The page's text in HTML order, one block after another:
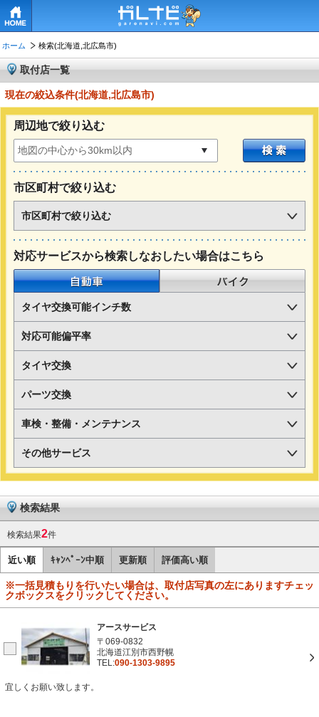
ホーム 検索(北海道,北広島市)
取付店一覧
現在の絞込条件(北海道,北広島市)
周辺地で絞り込む
市区町村で絞り込む
市区町村で絞り込む
対応サービスから検索しなおしたい場合はこちら
自動車
タイヤ交換可能インチ数
対応可能偏平率
タイヤ交換
パーツ交換
車検・整備・メンテナンス
その他サービス
検索結果
検索結果2件
近い順 ｷｬﾝﾍﾟｰﾝ中順 更新順 評価高い順
※一括見積もりを行いたい場合は、取付店写真の左にありますチェッ
クボックスをクリックしてください。
アースサービス
〒069-0832
北海道江別市西野幌
TEL:090-1303-9895
宜しくお願い致します。